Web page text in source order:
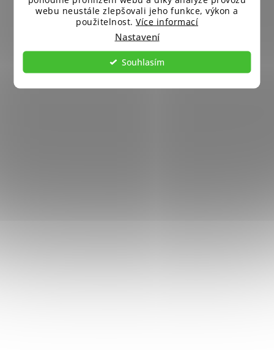
webu neustále zlepšovali jeho funkce, výkon a
použitelnost. Více informací
Nastavení
Souhlasím